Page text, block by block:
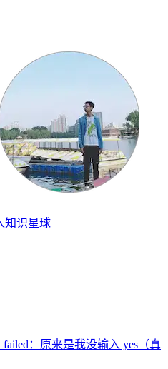
知识星球
failed：原来是我没输入 yes（真